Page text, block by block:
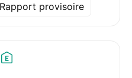
Rapport provisoire